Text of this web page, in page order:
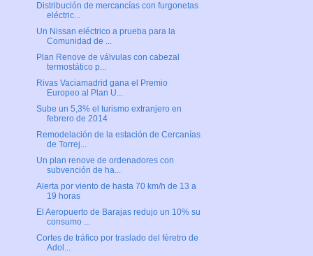
Distribución de mercancías con furgonetas
eléctric...
Un Nissan eléctrico a prueba para la
Comunidad de ...
Plan Renove de válvulas con cabezal
termostático p...
Rivas Vaciamadrid gana el Premio
Europeo al Plan U...
Sube un 5,3% el turismo extranjero en
febrero de 2014
Remodelación de la estación de Cercanías
de Torrej...
Un plan renove de ordenadores con
subvención de ha...
Alerta por viento de hasta 70 km/h de 13 a
19 horas
El Aeropuerto de Barajas redujo un 10% su
consumo ...
Cortes de tráfico por traslado del féretro de
Adol...